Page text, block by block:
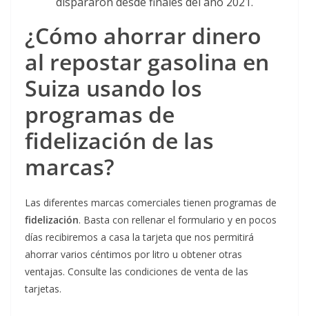
¿Cómo ahorrar dinero
al repostar gasolina en
Suiza usando los
programas de
fidelización de las
marcas?
Las diferentes marcas comerciales tienen programas de
fidelización. Basta con rellenar el formulario y en pocos
días recibiremos a casa la tarjeta que nos permitirá
ahorrar varios céntimos por litro u obtener otras
ventajas. Consulte las condiciones de venta de las
tarjetas.